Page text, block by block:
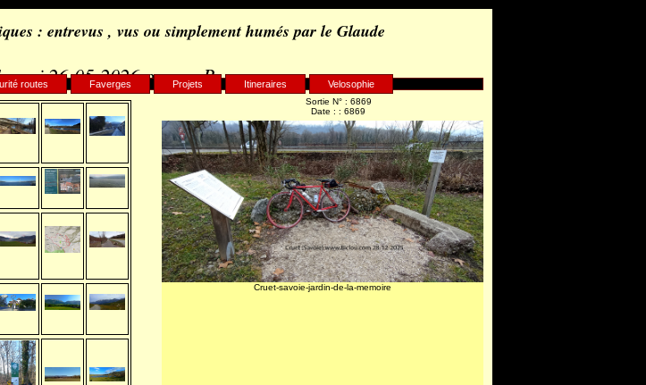
routes Faverges Projets Itineraires Velosophie
: entrevus , vus ou simplement humés par le Glaude
maj 26-05-2026 par c.. B..
Cruet-savoie-jardin-de-la-memoire
Sortie N° : 6869
Date : : 6869